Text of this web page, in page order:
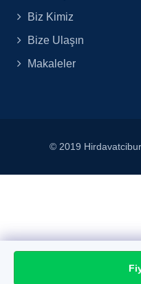
Biz Kimiz
Bize Ulaşın
Makaleler
© 2019